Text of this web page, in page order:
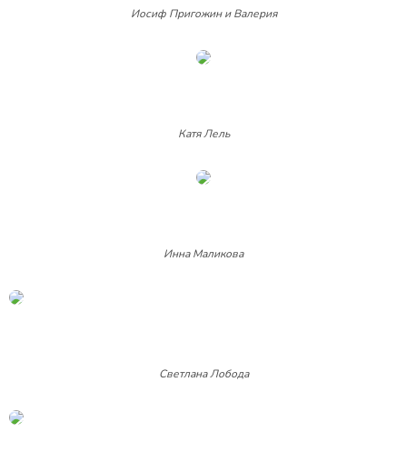
Иосиф Пригожин и Валерия
Катя Лель
Инна Маликова
Светлана Лобода